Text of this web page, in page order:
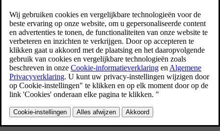
Symbool app-bibliotheek
Sommige apps zijn al geïnstalleerd, zoals Bluetooth-media, Google
Maps en Google Assistant. Via Google Play kun je nieuwe apps
downloaden, die je vervolgens via de app-bibliotheek kunt openen.